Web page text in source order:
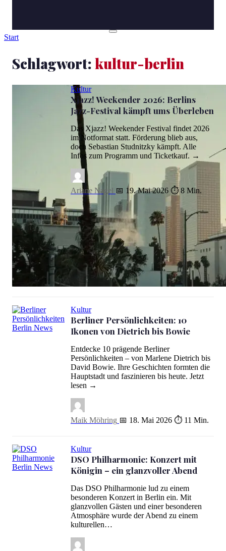
Start
Schlagwort:kultur-berlin
Kultur
Xjazz! Weekender 2026: Berlins
Jazz-Festival kämpft ums Überleben
Das Xjazz! Weekender Festival findet 2026
im Notformat statt. Förderung blieb aus,
doch Sebastian Studnitzky kämpft. Alle
Infos zum Programm und Ticketkauf. →
Ariane Nagel 📅 19. Mai 2026 ⏱ 8 Min.
Berliner Persönlichkeiten: 10 Ikonen von Dietrich bis Bowie
Kultur
Berliner Persönlichkeiten: 10
Ikonen von Dietrich bis Bowie
Entdecke 10 prägende Berliner
Persönlichkeiten – von Marlene Dietrich bis
David Bowie. Ihre Geschichten formten die
Hauptstadt und faszinieren bis heute. Jetzt
lesen →
Maik Möhring 📅 18. Mai 2026 ⏱ 11 Min.
DSO Philharmonie: Konzert mit Königin – ein glanzvoller Abend
Kultur
DSO Philharmonie: Konzert mit
Königin – ein glanzvoller Abend
Das DSO Philharmonie lud zu einem
besonderen Konzert in Berlin ein. Mit
glanzvollen Gästen und einer besonderen
Atmosphäre wurde der Abend zu einem
kulturellen…